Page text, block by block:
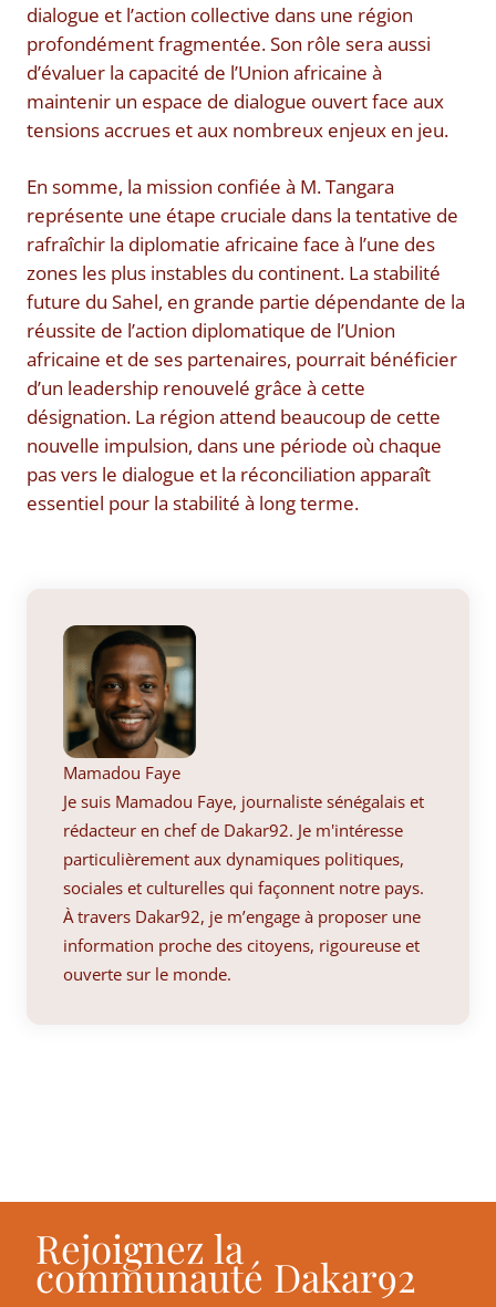
dialogue et l’action collective dans une région
profondément fragmentée. Son rôle sera aussi
d’évaluer la capacité de l’Union africaine à
maintenir un espace de dialogue ouvert face aux
tensions accrues et aux nombreux enjeux en jeu.
En somme, la mission confiée à M. Tangara
représente une étape cruciale dans la tentative de
rafraîchir la diplomatie africaine face à l’une des
zones les plus instables du continent. La stabilité
future du Sahel, en grande partie dépendante de la
réussite de l’action diplomatique de l’Union
africaine et de ses partenaires, pourrait bénéficier
d’un leadership renouvelé grâce à cette
désignation. La région attend beaucoup de cette
nouvelle impulsion, dans une période où chaque
pas vers le dialogue et la réconciliation apparaît
essentiel pour la stabilité à long terme.
Mamadou Faye
Je suis Mamadou Faye, journaliste sénégalais et
rédacteur en chef de Dakar92. Je m'intéresse
particulièrement aux dynamiques politiques,
sociales et culturelles qui façonnent notre pays.
À travers Dakar92, je m’engage à proposer une
information proche des citoyens, rigoureuse et
ouverte sur le monde.
Rejoignez la
communauté Dakar92